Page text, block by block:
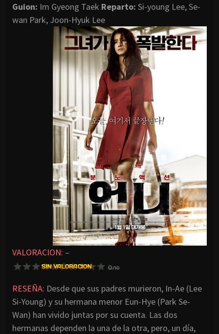
Guion: Im Gyeong Taek Reparto: Si-young Lee, Se-
wan Park, Joon-Hyuk Lee
VALORACION: –
RESEÑA: Desde que sus padres murieron, In-Ae (Lee
Si-Young) y su hermana menor Eun-Hye (Park Se-
Wan) han vivido juntas por su cuenta. Las dos
hermanas dependen la una de la otra, pero, un día,